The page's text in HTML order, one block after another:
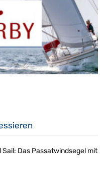
Sail: Das Passatwindsegel mit